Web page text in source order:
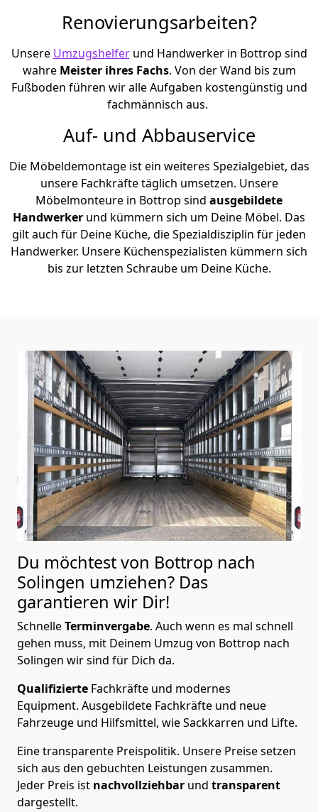
Renovierungsarbeiten?
Unsere Umzugshelferund Handwerker in Bottrop sind
wahre Meister ihres Fachs. Von der Wand bis zum
Fußboden führen wir alle Aufgaben kostengünstig und
fachmännisch aus.
Auf- und Abbauservice
Die Möbeldemontage ist ein weiteres Spezialgebiet, das
unsere Fachkräfte täglich umsetzen. Unsere
Möbelmonteure in Bottrop sind ausgebildete
Handwerker und kümmern sich um Deine Möbel. Das
gilt auch für Deine Küche, die Spezialdisziplin für jeden
Handwerker. Unsere Küchenspezialisten kümmern sich
bis zur letzten Schraube um Deine Küche.
Du möchtest von Bottrop nach
Solingen umziehen? Das
garantieren wir Dir!
SchnelleTerminvergabe. Auch wenn es mal schnell
gehen muss, mit Deinem Umzug von Bottrop nach
Solingen wir sind für Dich da.
Qualifizierte Fachkräfte und modernes
Equipment. Ausgebildete Fachkräfte und neue
Fahrzeuge und Hilfsmittel, wie Sackkarren und Lifte.
Eine transparente Preispolitik. Unsere Preise setzen
sich aus den gebuchten Leistungen zusammen.
Jeder Preis ist nachvollziehbar und transparent
dargestellt.